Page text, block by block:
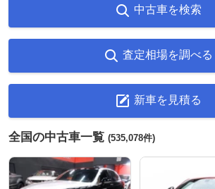
中古車を検索
査定相場を調べる
新車を見積る
全国の中古車一覧 (535,078件)